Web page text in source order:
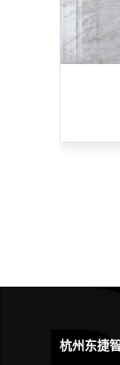
杭州东捷